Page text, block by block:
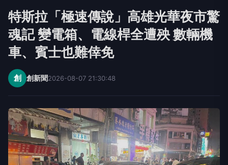
特斯拉「極速傳說」高雄光華夜市驚
魂記 變電箱、電線桿全遭殃 數輛機
車、賓士也難倖免
創 創新聞2026-08-07 21:30:48